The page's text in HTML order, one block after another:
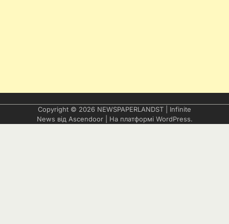
Copyright © 2026 NEWSPAPERLANDST | Infinite
News від Ascendoor| На платформі WordPress.